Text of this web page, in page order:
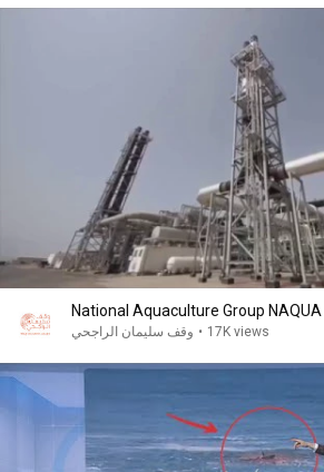
وقف سليمان الراجحي • 17K views